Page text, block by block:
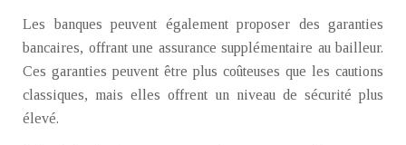
Les banques peuvent également proposer des garanties
bancaires, offrant une assurance supplémentaire au bailleur.
Ces garanties peuvent être plus coûteuses que les cautions
classiques, mais elles offrent un niveau de sécurité plus
élevé.